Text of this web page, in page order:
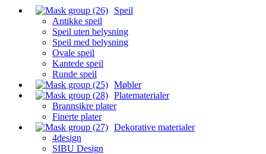
Speil
Antikke speil
Speil uten belysning
Speil med belysning
Ovale speil
Kantede speil
Runde speil
Møbler
Platematerialer
Brannsikre plater
Finerte plater
Dekorative materialer
4design
SIBU Design